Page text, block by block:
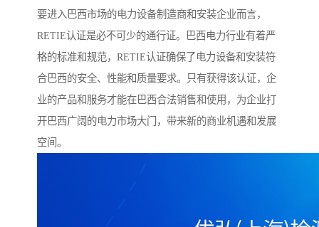
要进入巴西市场的电力设备制造商和安装企业而言，
RETIE认证是必不可少的通行证。巴西电力行业有着严
格的标准和规范，RETIE认证确保了电力设备和安装符
合巴西的安全、性能和质量要求。只有获得该认证，企
业的产品和服务才能在巴西合法销售和使用，为企业打
开巴西广阔的电力市场大门，带来新的商业机遇和发展
空间。